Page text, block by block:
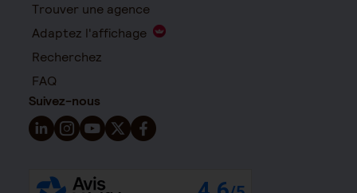
Trouver une agence
Adaptez l'affichage
Recherchez
FAQ
Suivez-nous
Suivez-nous sur LinkedIn - Nouvelle fenêtre
Suivez-nous sur Instagram - Nouvelle fenêtre
Suivez-nous sur YouTube - Nouvelle fenêtre
Suivez-nous sur X - Nouvelle fenêtre
Suivez-nous sur Facebook - Nouvelle